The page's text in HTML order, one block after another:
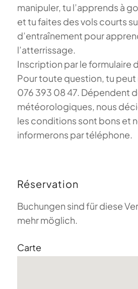
manipuler, tu l’apprends à
et tu faites des vols courts
d’entraînement pour
l’atterrissage.
Inscription par le formulaire
Pour toute question, tu peut
076 393 08 47. Dépendent
météorologiques, nous
les conditions sont bons et
informerons par téléphone.
Réservation
Buchungen sind für diese
mehr möglich.
Carte